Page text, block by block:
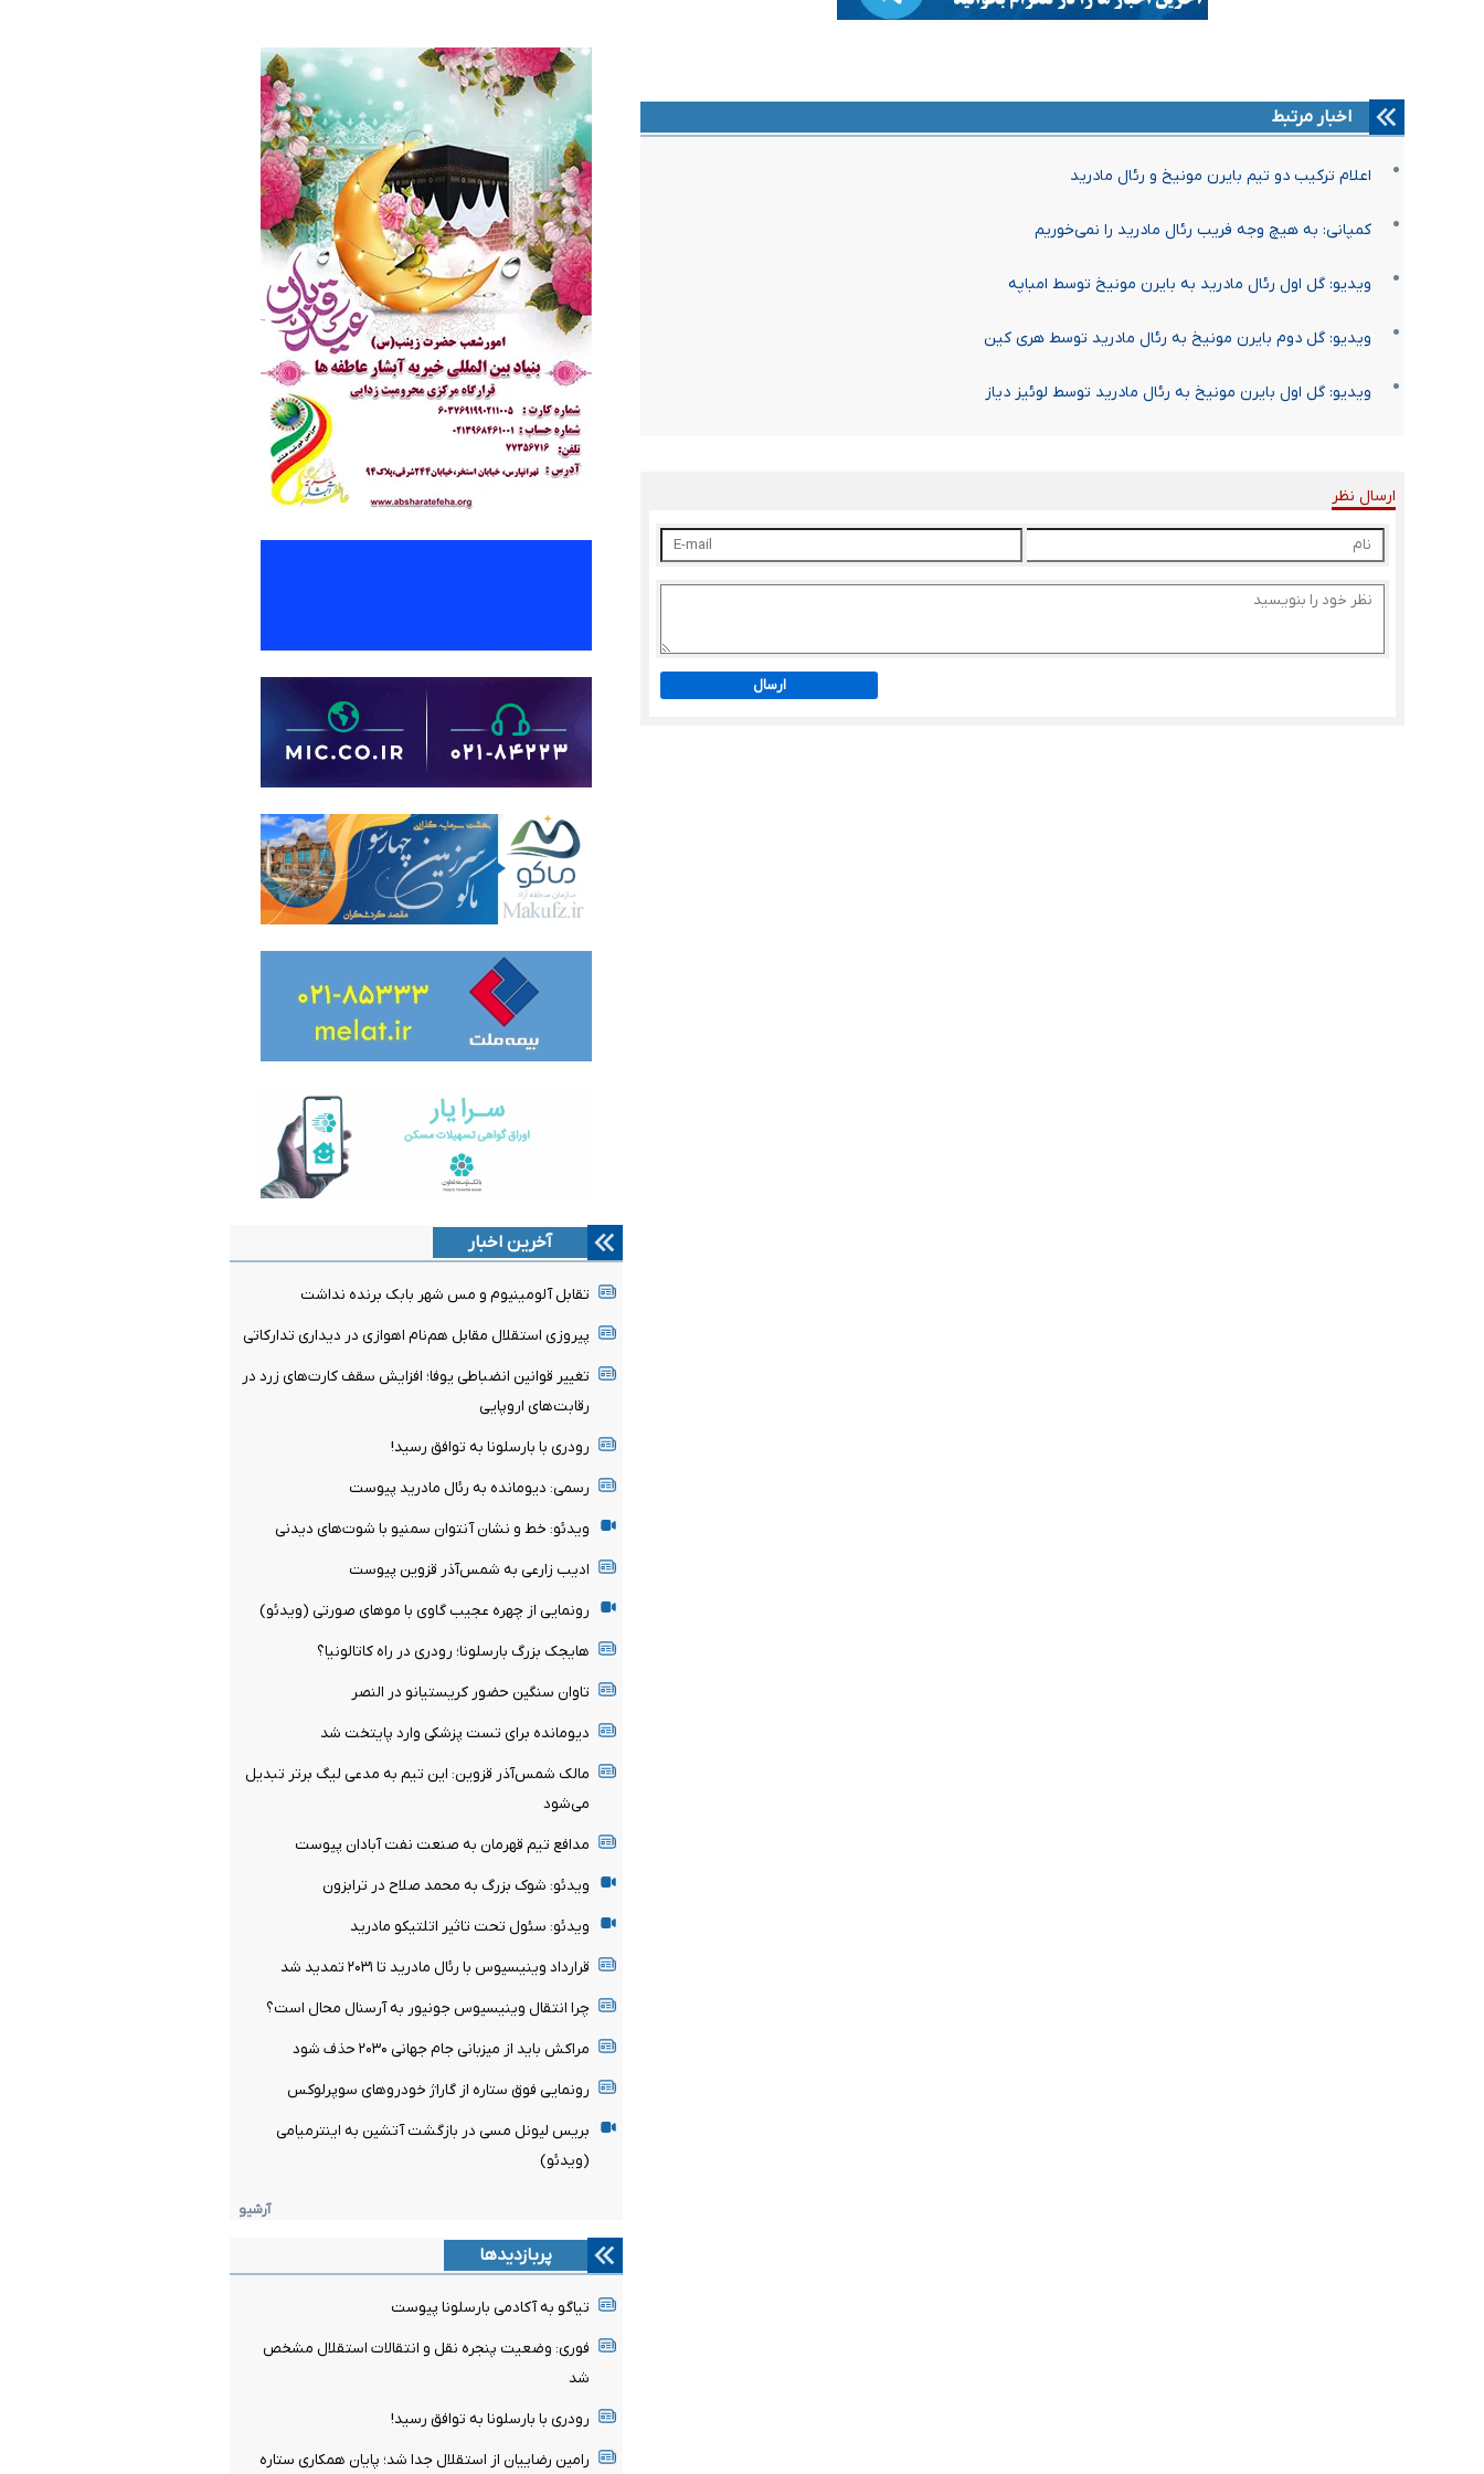
اخبار مرتبط
اعلام ترکیب دو تیم بایرن مونیخ و رئال مادرید
کمپانی: به هیچ وجه فریب رئال مادرید را نمی‌خوریم
ویدیو: گل اول رئال مادرید به بایرن مونیخ توسط امباپه
ویدیو: گل دوم بایرن مونیخ به رئال مادرید توسط هری کین
ویدیو: گل اول بایرن مونیخ به رئال مادرید توسط لوئیز دیاز
ارسال نظر
ارسال
آخرین اخبار
تقابل آلومینیوم و مس شهر بابک برنده نداشت
پیروزی استقلال مقابل هم‌نام اهوازی در دیداری تدارکاتی
تغییر قوانین انضباطی یوفا؛ افزایش سقف کارت‌های زرد در
رقابت‌های اروپایی
رودری با بارسلونا به توافق رسید!
رسمی: دیومانده به رئال مادرید پیوست
ویدئو: خط و نشان آنتوان سمنیو با شوت‌های دیدنی
ادیب زارعی به شمس‌آذر قزوین پیوست
رونمایی از چهره عجیب گاوی با موهای صورتی (ویدئو)
هایجک بزرگ بارسلونا؛ رودری در راه کاتالونیا؟
تاوان سنگین حضور کریستیانو در النصر
دیومانده برای تست پزشکی وارد پایتخت شد
مالک شمس‌آذر قزوین: این تیم به مدعی لیگ برتر تبدیل
می‌شود
مدافع تیم قهرمان به صنعت نفت آبادان پیوست
ویدئو: شوک بزرگ به محمد صلاح در ترابزون
ویدئو: سئول تحت تاثیر اتلتیکو مادرید
قرارداد وینیسیوس با رئال مادرید تا ۲۰۳۱ تمدید شد
چرا انتقال وینیسیوس جونیور به آرسنال محال است؟
مراکش باید از میزبانی جام جهانی ۲۰۳۰ حذف شود
رونمایی فوق ستاره از گاراژ خودروهای سوپرلوکس
بریس لیونل مسی در بازگشت آتشین به اینترمیامی
(ویدئو)
آرشیو
پربازدیدها
تیاگو به آکادمی بارسلونا پیوست
فوری: وضعیت پنجره نقل و انتقالات استقلال مشخص
شد
رودری با بارسلونا به توافق رسید!
رامین رضاییان از استقلال جدا شد؛ پایان همکاری ستاره